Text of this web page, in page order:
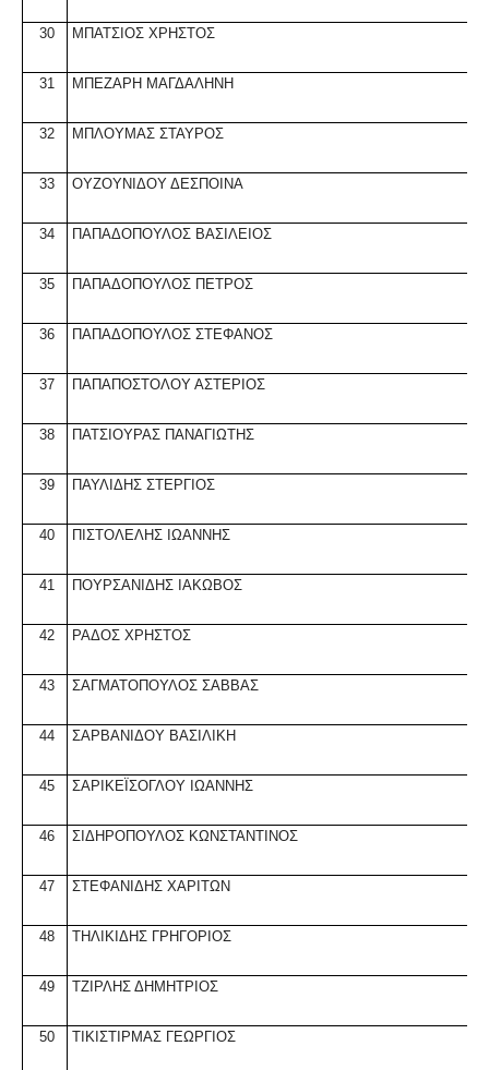
30 ΜΠΑΤΣΙΟΣ ΧΡΗΣΤΟΣ
31 ΜΠΕΖΑΡΗ ΜΑΓΔΑΛΗΝΗ
32 ΜΠΛΟΥΜΑΣ ΣΤΑΥΡΟΣ
33 ΟΥΖΟΥΝΙΔΟΥ ΔΕΣΠΟΙΝΑ
34 ΠΑΠΑΔΟΠΟΥΛΟΣ ΒΑΣΙΛΕΙΟΣ
35 ΠΑΠΑΔΟΠΟΥΛΟΣ ΠΕΤΡΟΣ
36 ΠΑΠΑΔΟΠΟΥΛΟΣ ΣΤΕΦΑΝΟΣ
37 ΠΑΠΑΠΟΣΤΟΛΟΥ ΑΣΤΕΡΙΟΣ
38 ΠΑΤΣΙΟΥΡΑΣ ΠΑΝΑΓΙΩΤΗΣ
39 ΠΑΥΛΙΔΗΣ ΣΤΕΡΓΙΟΣ
40 Π ΙΣΤΟΛΕΛΗΣ ΙΩΑΝΝΗΣ
41 ΠΟΥΡΣΑΝΙΔΗΣ ΙΑΚΩΒΟΣ
42 ΡΑΔΟΣ ΧΡΗΣΤΟΣ
43 ΣΑΓΜΑΤΟΠΟΥΛΟΣ ΣΑΒΒΑΣ
44 ΣΑΡΒΑΝΙΔΟΥ ΒΑΣΙΛΙΚΗ
45 ΣΑΡΙΚΕΪΣΟΓΛΟΥ ΙΩΑΝΝΗΣ
46 ΣΙΔΗΡΟΠΟΥΛΟΣ ΚΩΝΣΤΑΝΤΙΝΟΣ
47 ΣΤΕΦΑΝΙΔΗΣ ΧΑΡΙΤΩΝ
48 ΤΗΛΙΚΙΔΗΣ ΓΡΗΓΟΡΙΟΣ
49 ΤΖΙΡΛΗΣ ΔΗΜΗΤΡΙΟΣ
50 ΤΙΚΙΣΤΙΡΜΑΣ ΓΕΩΡΓΙΟΣ